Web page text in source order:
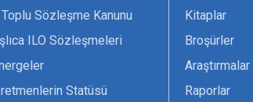
Sözleşme Kanunu
ILO Sözleşmeleri
Statüsü
Kitaplar
Broşürler
Araştırmalar
Raporlar